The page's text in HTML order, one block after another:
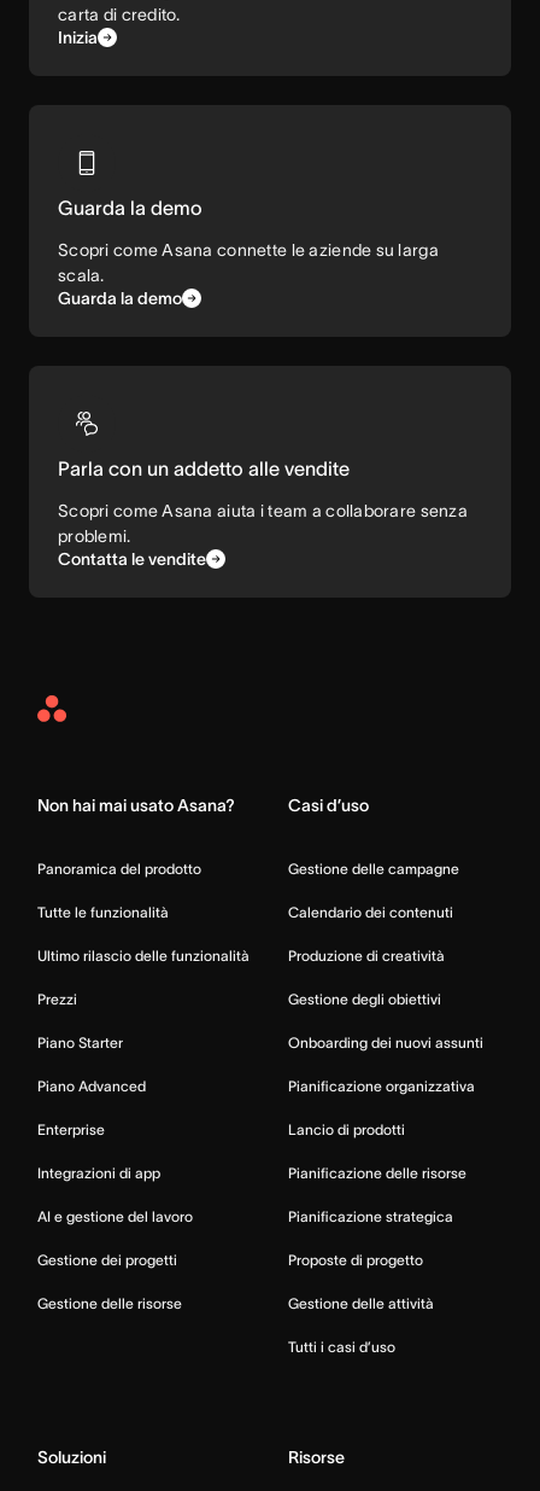
carta di credito.
Inizia
Guarda la demo
Scopri come Asana connette le aziende su larga
scala.
Guarda la demo
Parla con un addetto alle vendite
Scopri come Asana aiuta i team a collaborare senza
problemi.
Contatta le vendite
Asana
Non hai mai usato Asana?
Panoramica del prodotto
Tutte le funzionalità
Ultimo rilascio delle funzionalità
Prezzi
Piano Starter
Piano Advanced
Enterprise
Integrazioni di app
AI e gestione del lavoro
Gestione dei progetti
Gestione delle risorse
Casi d’uso
Gestione delle campagne
Calendario dei contenuti
Produzione di creatività
Gestione degli obiettivi
Onboarding dei nuovi assunti
Pianificazione organizzativa
Lancio di prodotti
Pianificazione delle risorse
Pianificazione strategica
Proposte di progetto
Gestione delle attività
Tutti i casi d’uso
Soluzioni Risorse